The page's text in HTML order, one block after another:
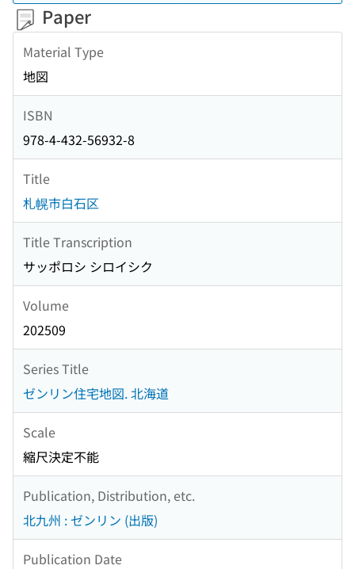
Paper
Material Type
地図
ISBN
978-4-432-56932-8
Title
札幌市白石区
Title Transcription
サッポロシ シロイシク
Volume
202509
Series Title
ゼンリン住宅地図. 北海道
Scale
縮尺決定不能
Publication, Distribution, etc.
北九州 : ゼンリン (出版)
Publication Date